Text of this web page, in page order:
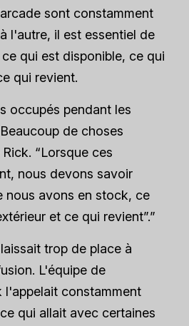
sont constamment
l'autre, il est essentiel de
qui est disponible, ce qui
qui revient.
occupés pendant les
de choses
“Lorsque ces
nous devons savoir
nous avons en stock, ce
et ce qui revient”.”
trop de place à
L'équipe de
l'appelait constamment
qui allait avec certaines